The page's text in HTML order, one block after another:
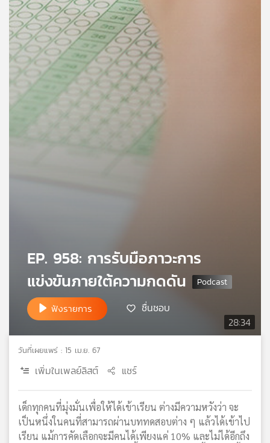
ข่าว
และ
กิจกรรม
เกี่ยว
แผนที่
เครือ
ข่าย
28:34
EP. 958: การรับมือภาวะการ
แข่งขันภายใต้ความกดดัน
ฟังรายการ ชื่นชอบ
วันที่เผยแพร่ : 15 เม.ย. 67
เพิ่มในเพลย์ลิสต์ แชร์
เด็กทุกคนที่มุ่งมั่นเพื่อให้ได้เข้าเรียน ต่างมีความหวังว่า จะ
เป็นหนึ่งในคนที่สามารถผ่านบททดสอบต่าง ๆ แล้วได้เข้าไป
เรียน แม้การคัดเลือกจะมีคนได้เพียงแค่ 10% และไม่ได้อีกถึง